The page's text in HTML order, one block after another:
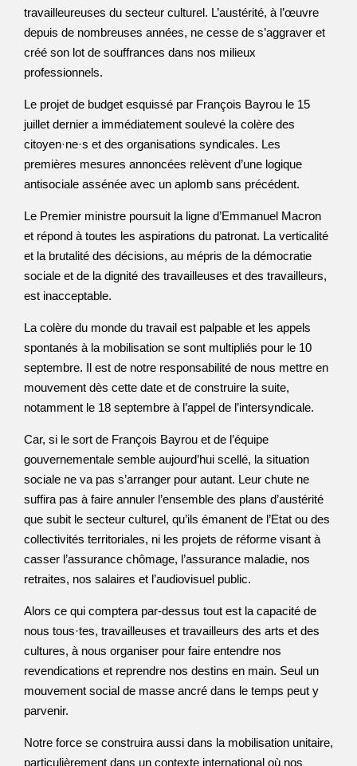
travailleureuses du secteur culturel. L’austérité, à l’œuvre
depuis de nombreuses années, ne cesse de s’aggraver et
créé son lot de souffrances dans nos milieux
professionnels.
Le projet de budget esquissé par François Bayrou le 15
juillet dernier a immédiatement soulevé la colère des
citoyen·ne·s et des organisations syndicales. Les
premières mesures annoncées relèvent d’une logique
antisociale assénée avec un aplomb sans précédent.
Le Premier ministre poursuit la ligne d’Emmanuel Macron
et répond à toutes les aspirations du patronat. La verticalité
et la brutalité des décisions, au mépris de la démocratie
sociale et de la dignité des travailleuses et des travailleurs,
est inacceptable.
La colère du monde du travail est palpable et les appels
spontanés à la mobilisation se sont multipliés pour le 10
septembre. Il est de notre responsabilité de nous mettre en
mouvement dès cette date et de construire la suite,
notamment le 18 septembre à l’appel de l’intersyndicale.
Car, si le sort de François Bayrou et de l’équipe
gouvernementale semble aujourd’hui scellé, la situation
sociale ne va pas s’arranger pour autant. Leur chute ne
suffira pas à faire annuler l’ensemble des plans d’austérité
que subit le secteur culturel, qu’ils émanent de l’Etat ou des
collectivités territoriales, ni les projets de réforme visant à
casser l’assurance chômage, l’assurance maladie, nos
retraites, nos salaires et l’audiovisuel public.
Alors ce qui comptera par-dessus tout est la capacité de
nous tous·tes, travailleuses et travailleurs des arts et des
cultures, à nous organiser pour faire entendre nos
revendications et reprendre nos destins en main. Seul un
mouvement social de masse ancré dans le temps peut y
parvenir.
Notre force se construira aussi dans la mobilisation unitaire,
particulièrement dans un contexte international où nos